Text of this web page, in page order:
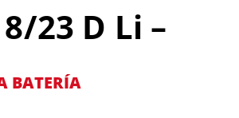
23 D Li –
BATERÍA